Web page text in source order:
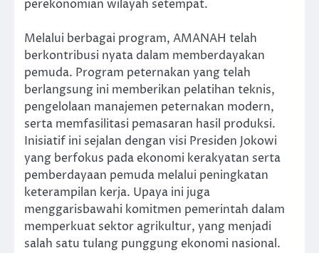
perekonomian wilayah setempat.
Melalui berbagai program, AMANAH telah
berkontribusi nyata dalam memberdayakan
pemuda. Program peternakan yang telah
berlangsung ini memberikan pelatihan teknis,
pengelolaan manajemen peternakan modern,
serta memfasilitasi pemasaran hasil produksi.
Inisiatif ini sejalan dengan visi Presiden Jokowi
yang berfokus pada ekonomi kerakyatan serta
pemberdayaan pemuda melalui peningkatan
keterampilan kerja. Upaya ini juga
menggarisbawahi komitmen pemerintah dalam
memperkuat sektor agrikultur, yang menjadi
salah satu tulang punggung ekonomi nasional.